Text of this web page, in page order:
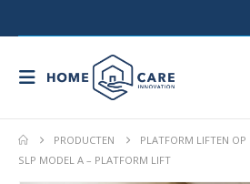
PRODUCTEN
PLATFORM LIFTEN
SLP MODEL A – PLATFORM LIFT